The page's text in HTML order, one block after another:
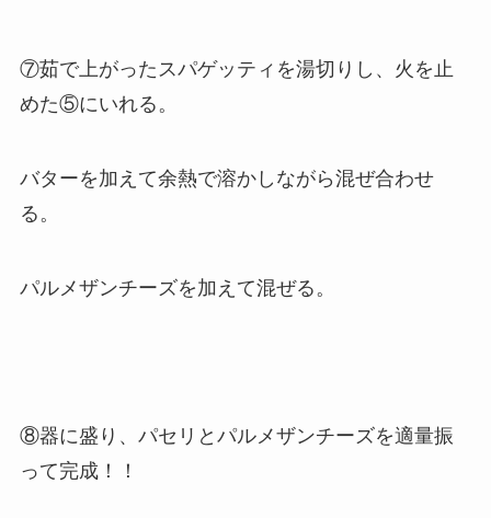
⑦茹で上がったスパゲッティを湯切りし、火を止
めた⑤にいれる。
バターを加えて余熱で溶かしながら混ぜ合わせ
る。
パルメザンチーズを加えて混ぜる。
⑧器に盛り、パセリとパルメザンチーズを適量振
って完成！！